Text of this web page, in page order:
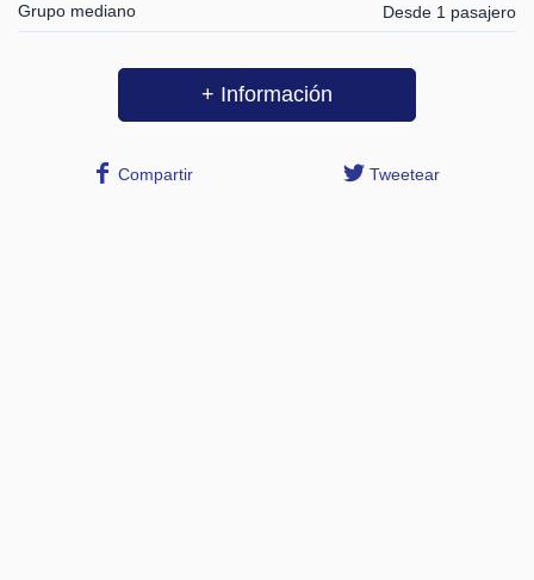
Grupo mediano
Desde 1 pasajero
+ Información
Compartir Tweetear